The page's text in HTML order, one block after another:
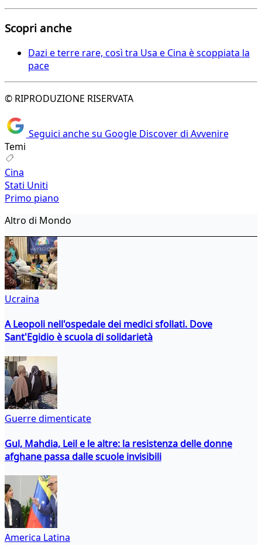
Scopri anche
Dazi e terre rare, così tra Usa e Cina è scoppiata la
pace
© RIPRODUZIONE RISERVATA
Seguici anche su Google Discover di Avvenire
Temi
Cina
Stati Uniti
Primo piano
Altro di Mondo
Ucraina
A Leopoli nell'ospedale dei medici sfollati. Dove
Sant'Egidio è scuola di solidarietà
Guerre dimenticate
Gul, Mahdia, Leil e le altre: la resistenza delle donne
afghane passa dalle scuole invisibili
America Latina